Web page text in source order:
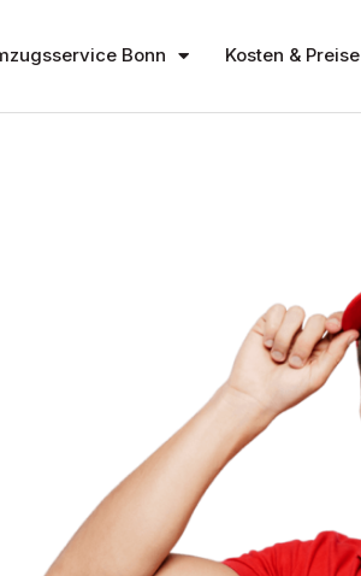
Bonn Kosten & Preise